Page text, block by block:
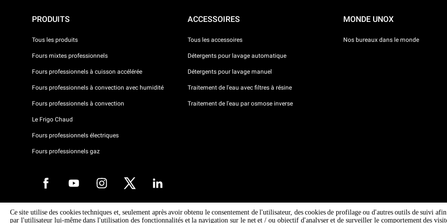
PRODUITS
Tous les produits
Fours mixtes professionnels
Fours professionnels à cuisson accélérée
Fours professionnels à convection avec humidité
Fours professionnels à convection
Le Frigo Chaud
Fours professionnels électriques
Fours professionnels gaz
ACCESSOIRES
Tous les accessoires
Détergents pour lavage automatique
Détergents pour lavage manuel
Traitement de l'eau avec filtres à résine
Traitement de l'eau par osmose inverse
MONDE UNOX
Nos bureaux dans le monde
Droits d'auteurt 2026 UNOX SpA Tous droits réservés. Reg.Papova n °
Ce site utilise des cookies techniques et, seulement après avoir obtenu le consentement de l'utilisateur, des cookies de profilage ou d'autres outils de suivi
par l'utilisateur lui-même dans l'utilisation des fonctionnalités et la navigation sur le net et / ou objectif d'analyser et de surveiller le comportement des